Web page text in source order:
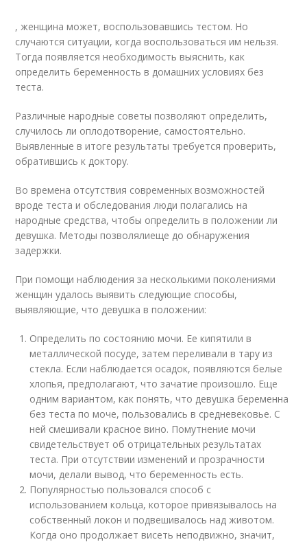
, женщина может, воспользовавшись тестом. Но
случаются ситуации, когда воспользоваться им нельзя.
Тогда появляется необходимость выяснить, как
определить беременность в домашних условиях без
теста.
Различные народные советы позволяют определить,
случилось ли оплодотворение, самостоятельно.
Выявленные в итоге результаты требуется проверить,
обратившись к доктору.
Во времена отсутствия современных возможностей
вроде теста и обследования люди полагались на
народные средства, чтобы определить в положении ли
девушка. Методы позволялиеще до обнаружения
задержки.
При помощи наблюдения за несколькими поколениями
женщин удалось выявить следующие способы,
выявляющие, что девушка в положении:
Определить по состоянию мочи. Ее кипятили в
металлической посуде, затем переливали в тару из
стекла. Если наблюдается осадок, появляются белые
хлопья, предполагают, что зачатие произошло. Еще
одним вариантом, как понять, что девушка беременна
без теста по моче, пользовались в средневековье. С
ней смешивали красное вино. Помутнение мочи
свидетельствует об отрицательных результатах
теста. При отсутствии изменений и прозрачности
мочи, делали вывод, что беременность есть.
Популярностью пользовался способ с
использованием кольца, которое привязывалось на
собственный локон и подвешивалось над животом.
Когда оно продолжает висеть неподвижно, значит,